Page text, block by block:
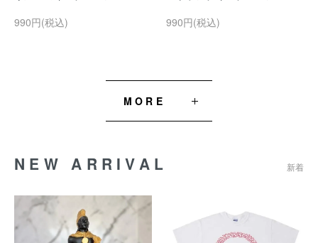
990円(税込)
990円(税込)
MORE
NEW ARRIVAL 新着